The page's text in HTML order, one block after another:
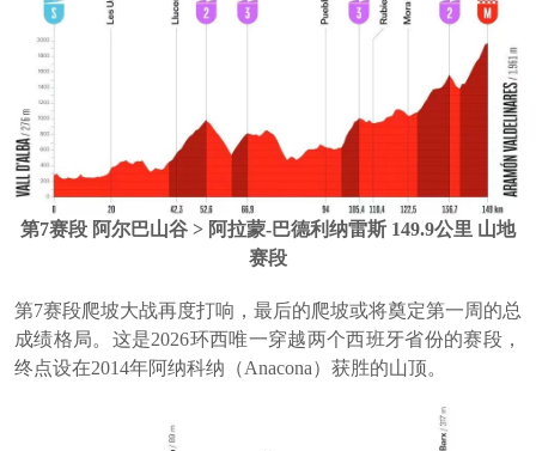
第7赛段 阿尔巴山谷 > 阿拉蒙-巴德利纳雷斯 149.9公里 山地
赛段
第7赛段爬坡大战再度打响，最后的爬坡或将奠定第一周的总
成绩格局。这是2026环西唯一穿越两个西班牙省份的赛段，
终点设在2014年阿纳科纳（Anacona）获胜的山顶。